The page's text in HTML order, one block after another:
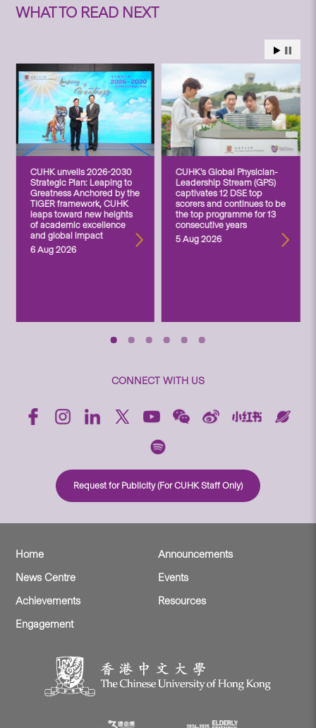
WHAT TO READ NEXT
CUHK unveils 2026-2030
Strategic Plan: Leaping to
Greatness Anchored by the
TIGER framework, CUHK
leaps toward new heights
of academic excellence
and global impact
6 Aug 2026
CUHK’s Global Physician-
Leadership Stream (GPS)
captivates 12 DSE top
scorers and continues to be
the top programme for 13
consecutive years
5 Aug 2026
CONNECT WITH US
Request for Publicity (For CUHK Staff Only)
Home
Announcements
News Centre
Events
Achievements
Resources
Engagement